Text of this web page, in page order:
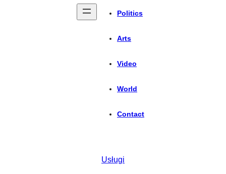
Politics
Arts
Video
World
Contact
Usługi